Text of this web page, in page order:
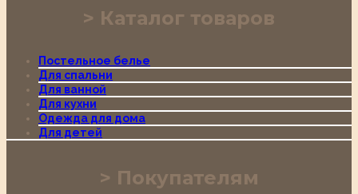
Каталог товаров
Постельное белье
Для спальни
Для ванной
Для кухни
Одежда для дома
Для детей
Покупателям